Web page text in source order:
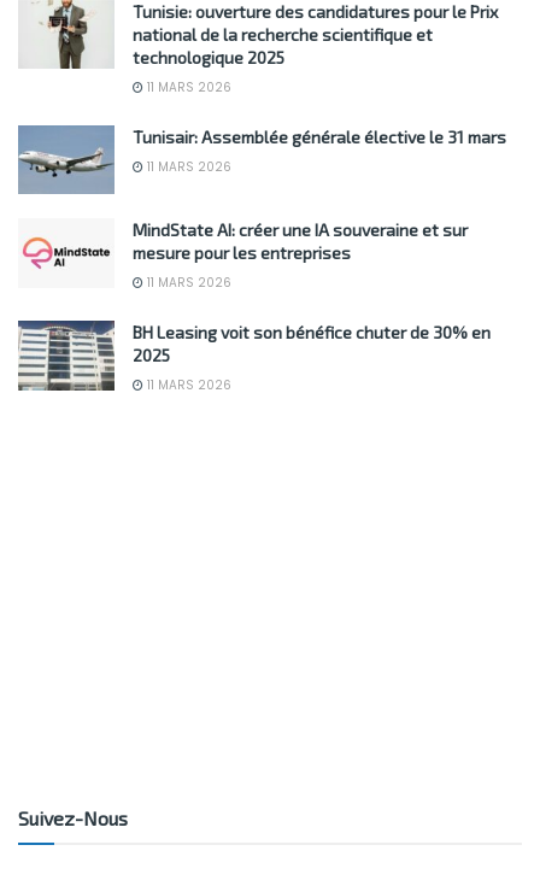
Tunisie: ouverture des candidatures pour le Prix
national de la recherche scientifique et
technologique 2025
11 MARS 2026
Tunisair: Assemblée générale élective le 31 mars
11 MARS 2026
MindState AI: créer une IA souveraine et sur
mesure pour les entreprises
11 MARS 2026
BH Leasing voit son bénéfice chuter de 30% en
2025
11 MARS 2026
Suivez-Nous